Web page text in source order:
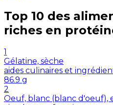
Top 10 des
riches en
1
Gélatine, sèche
aides culinaires et
86.9 g
2
Oeuf, blanc (blanc d'oeuf),